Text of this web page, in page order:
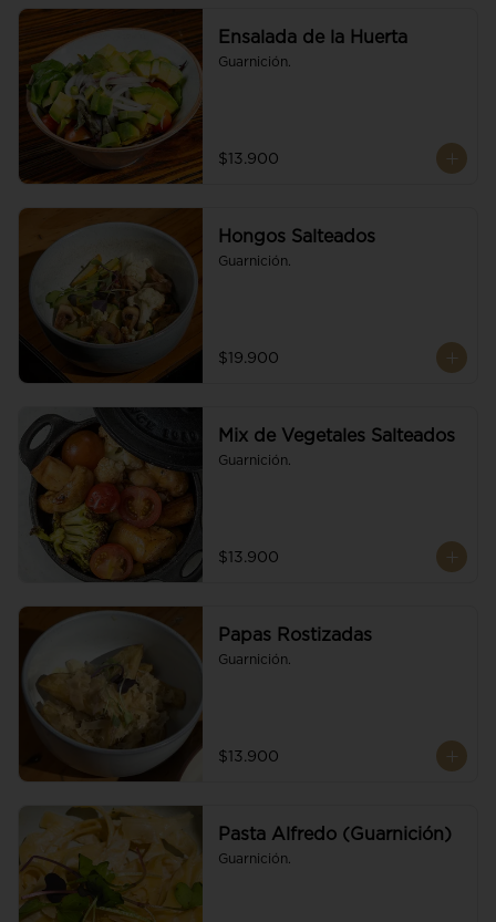
Ensalada de la Huerta
Guarnición.
$13.900
Hongos Salteados
Guarnición.
$19.900
Mix de Vegetales Salteados
Guarnición.
$13.900
Papas Rostizadas
Guarnición.
$13.900
Pasta Alfredo (Guarnición)
Guarnición.